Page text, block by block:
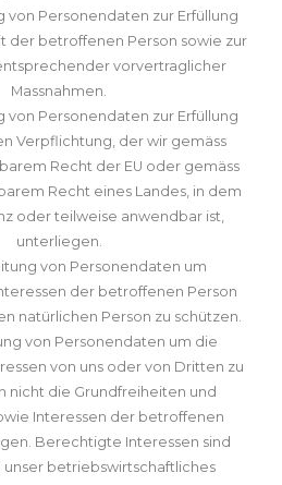
von Personendaten zur Erfüllung
der betroffenen Person sowie zur
vorvertraglicher
Massnahmen.
von Personendaten zur Erfüllung
Verpflichtung, der wir gemäss
Recht der EU oder gemäss
Recht eines Landes, in dem
oder teilweise anwendbar ist,
unterliegen.
von Personendaten um
der betroffenen Person
natürlichen Person zu schützen.
von Personendaten um die
von uns oder von Dritten zu
nicht die Grundfreiheiten und
Interessen der betroffenen
Berechtigte Interessen sind
unser betriebswirtschaftliches